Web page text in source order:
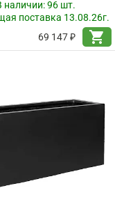
наличии:96 шт.
поставка 13.08.26г.
69 147 ₽
shopping_cart